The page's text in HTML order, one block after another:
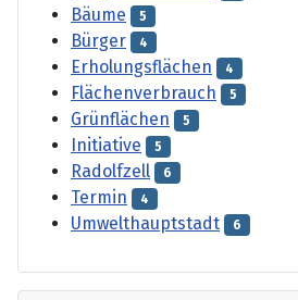
Bäume 5
Bürger 4
Erholungsflächen 4
Flächenverbrauch 5
Grünflächen 5
Initiative 5
Radolfzell 6
Termin 4
Umwelthauptstadt 6